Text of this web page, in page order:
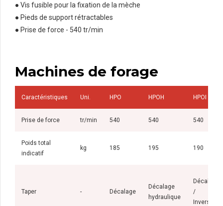
● Vis fusible pour la fixation de la mèche
● Pieds de support rétractables
● Prise de force - 540 tr/min
Machines de forage
Caractéristiques Uni. HPO HPOH HPOI
Prise de force tr/min 540 540 540
Poids total
indicatif
kg 185 195 190
Taper - Décalage
Décalage
hydraulique
Décalage
/
Inverseur